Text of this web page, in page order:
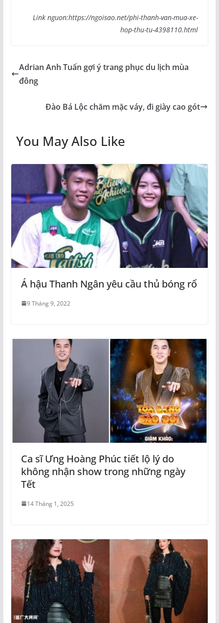
Link nguon:https://ngoisao.net/phi-thanh-van-mua-xe-
hop-thu-tu-4398110.html
Adrian Anh Tuấn gợi ý trang phục du lịch mùa
đông
Đào Bá Lộc chăm mặc váy, đi giày cao gót
You May Also Like
Á hậu Thanh Ngân yêu cầu thủ bóng rổ
9 Tháng 9, 2022
Ca sĩ Ưng Hoàng Phúc tiết lộ lý do
không nhận show trong những ngày
Tết
14 Tháng 1, 2025